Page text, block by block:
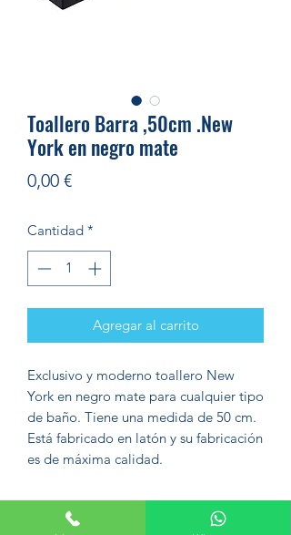
Toallero Barra ,50cm .New
York en negro mate
0,00 €Precio
Cantidad *
Agregar al carrito
Exclusivo y moderno toallero New
York en negro mate para cualquier tipo
de baño. Tiene una medida de 50 cm.
Está fabricado en latón y su fabricación
es de máxima calidad.